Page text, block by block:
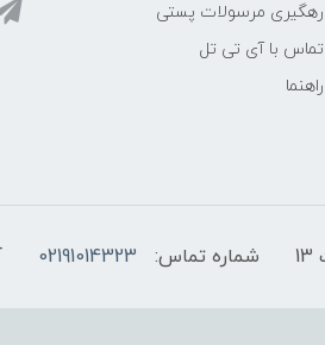
رهگیری مرسولات پستی
تماس با آی تی تل
راهنما
شماره تماس: 02191014323